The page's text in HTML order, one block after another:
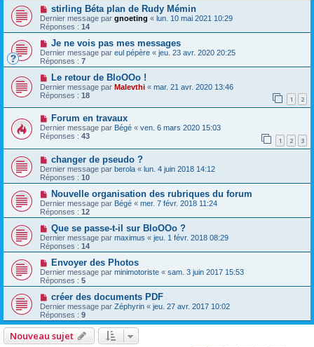
stirling Béta plan de Rudy Mémin
Dernier message par gnoeting « lun. 10 mai 2021 10:29
Réponses : 14
Je ne vois pas mes messages
Dernier message par eul pépère « jeu. 23 avr. 2020 20:25
Réponses : 7
Le retour de BloOOo !
Dernier message par Malevthi « mar. 21 avr. 2020 13:46
Réponses : 18 1 2
Forum en travaux
Dernier message par Bégé « ven. 6 mars 2020 15:03
Réponses : 43 1 2 3
changer de pseudo ?
Dernier message par berola « lun. 4 juin 2018 14:12
Réponses : 10
Nouvelle organisation des rubriques du forum
Dernier message par Bégé « mer. 7 févr. 2018 11:24
Réponses : 12
Que se passe-t-il sur BloOOo ?
Dernier message par maximus « jeu. 1 févr. 2018 08:29
Réponses : 14
Envoyer des Photos
Dernier message par minimotoriste « sam. 3 juin 2017 15:53
Réponses : 5
créer des documents PDF
Dernier message par Zéphyrin « jeu. 27 avr. 2017 10:02
Réponses : 9
Nouveau sujet